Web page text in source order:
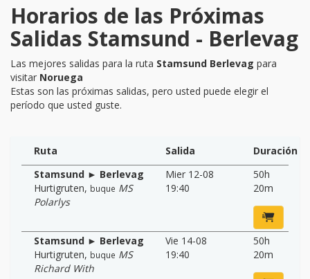
Horarios de las Próximas
Salidas Stamsund - Berlevag
Las mejores salidas para la ruta Stamsund Berlevag para
visitar Noruega
Estas son las próximas salidas, pero usted puede elegir el
período que usted guste.
Ruta Salida
Duración
Stamsund ► Berlevag
Hurtigruten, buque MS
Polarlys
Mier 12-08
19:40
50h
20m
Stamsund ► Berlevag
Hurtigruten, buque MS
Richard With
Vie 14-08
19:40
50h
20m